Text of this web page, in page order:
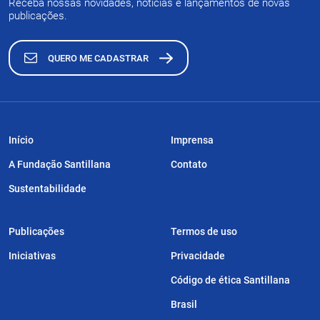
Receba nossas novidades, notícias e lançamentos de novas
publicações.
QUERO ME CADASTRAR
Início
A Fundação Santillana
Sustentabilidade
Publicações
Iniciativas
Imprensa
Contato
Termos de uso
Privacidade
Código de ética Santillana
Brasil